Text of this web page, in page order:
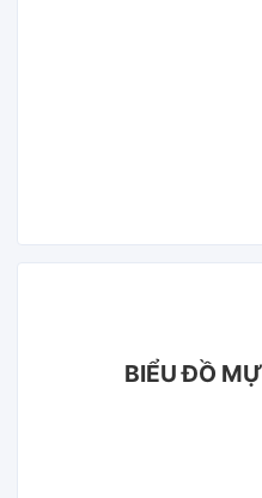
BIỂU ĐỒ